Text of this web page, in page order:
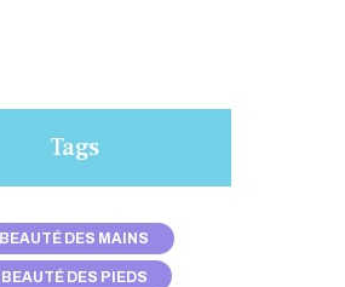
Tags
BEAUTÉ DES MAINS
BEAUTÉ DES PIEDS